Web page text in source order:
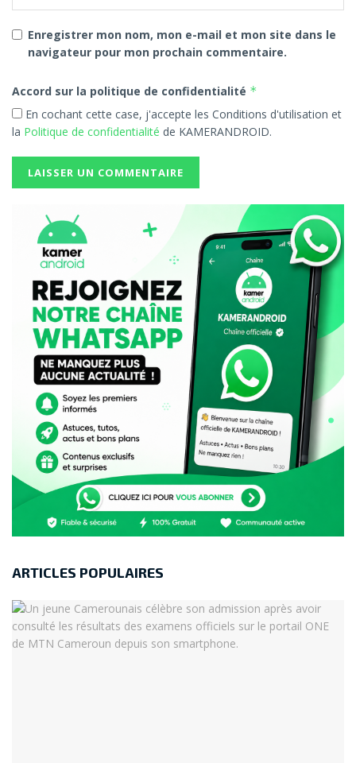
Enregistrer mon nom, mon e-mail et mon site dans le
navigateur pour mon prochain commentaire.
Accord sur la politique de confidentialité *
En cochant cette case, j'accepte les Conditions d'utilisation et
la Politique de confidentialité de KAMERANDROID.
ARTICLES POPULAIRES